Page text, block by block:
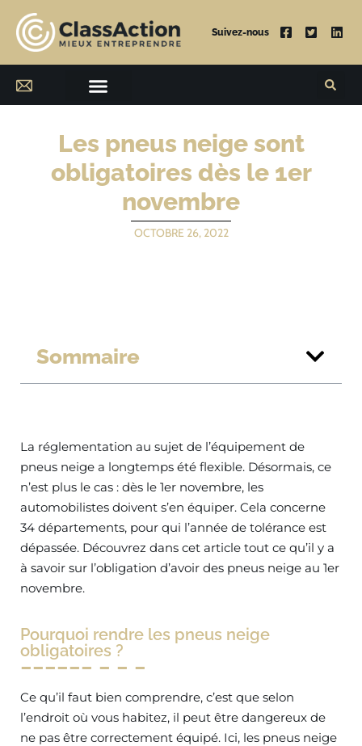
Suivez-nous
Les pneus neige sont
obligatoires dès le 1er
novembre
OCTOBRE 26, 2022
Sommaire
La réglementation au sujet de l’équipement de
pneus neige a longtemps été flexible. Désormais, ce
n’est plus le cas : dès le 1er novembre, les
automobilistes doivent s’en équiper. Cela concerne
34 départements, pour qui l’année de tolérance est
dépassée. Découvrez dans cet article tout ce qu’il y a
à savoir sur l’obligation d’avoir des pneus neige au 1er
novembre.
Pourquoi rendre les pneus neige
obligatoires ?
Ce qu’il faut bien comprendre, c’est que selon
l’endroit où vous habitez, il peut être dangereux de
ne pas être correctement équipé. Ici, les pneus neige